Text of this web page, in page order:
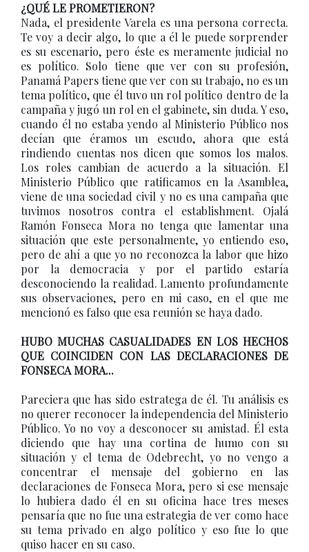
¿QUÉ LE PROMETIERON?
Nada, el presidente Varela es una persona correcta.
Te voy a decir algo, lo que a él le puede sorprender
es su escenario, pero éste es meramente judicial no
es político. Solo tiene que ver con su profesión,
Panamá Papers tiene que ver con su trabajo, no es un
tema político, que él tuvo un rol político dentro de la
campaña y jugó un rol en el gabinete, sin duda. Y eso,
cuando él no estaba yendo al Ministerio Público nos
decían que éramos un escudo, ahora que está
rindiendo cuentas nos dicen que somos los malos.
Los roles cambian de acuerdo a la situación. El
Ministerio Público que ratificamos en la Asamblea,
viene de una sociedad civil y no es una campaña que
tuvimos nosotros contra el establishment. Ojalá
Ramón Fonseca Mora no tenga que lamentar una
situación que este personalmente, yo entiendo eso,
pero de ahí a que yo no reconozca la labor que hizo
por la democracia y por el partido estaría
desconociendo la realidad. Lamento profundamente
sus observaciones, pero en mi caso, en el que me
mencionó es falso que esa reunión se haya dado.
HUBO MUCHAS CASUALIDADES EN LOS HECHOS
QUE COINCIDEN CON LAS DECLARACIONES DE
FONSECA MORA...
Pareciera que has sido estratega de él. Tu análisis es
no querer reconocer la independencia del Ministerio
Público. Yo no voy a desconocer su amistad. Él esta
diciendo que hay una cortina de humo con su
situación y el tema de Odebrecht, yo no vengo a
concentrar el mensaje del gobierno en las
declaraciones de Fonseca Mora, pero si ese mensaje
lo hubiera dado él en su oficina hace tres meses
pensaría que no fue una estrategia de ver como hace
su tema privado en algo político y eso fue lo que
quiso hacer en su caso.